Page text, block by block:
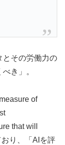
とその労働力の
き」。
of
that will
り、「AIを評